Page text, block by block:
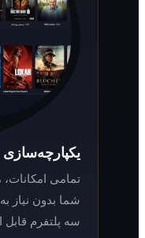
یکپارچه‌سازی
تمامی امکانات، محتوا و
شما بدون نیاز به ساخت
سه پلتفرم قابل استفاده